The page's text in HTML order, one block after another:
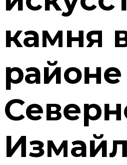
камня
районе